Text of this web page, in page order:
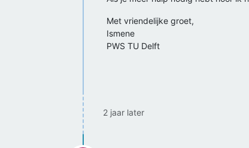
Met vriendelijke groet,
Ismene
PWS TU Delft
2 jaar later